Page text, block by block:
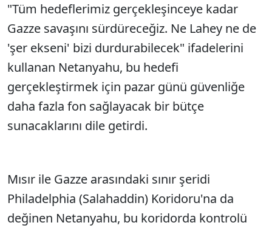
"Tüm hedeflerimiz gerçekleşinceye kadar
Gazze savaşını sürdüreceğiz. Ne Lahey ne de
'şer ekseni' bizi durdurabilecek" ifadelerini
kullanan Netanyahu, bu hedefi
gerçekleştirmek için pazar günü güvenliğe
daha fazla fon sağlayacak bir bütçe
sunacaklarını dile getirdi.
Mısır ile Gazze arasındaki sınır şeridi
Philadelphia (Salahaddin) Koridoru'na da
değinen Netanyahu, bu koridorda kontrolü